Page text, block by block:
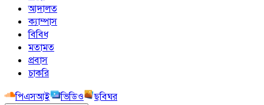
আদালত
ক্যাম্পাস
বিবিধ
মতামত
প্রবাস
চাকরি
পিএসআই
ভিডিও ছবিঘর